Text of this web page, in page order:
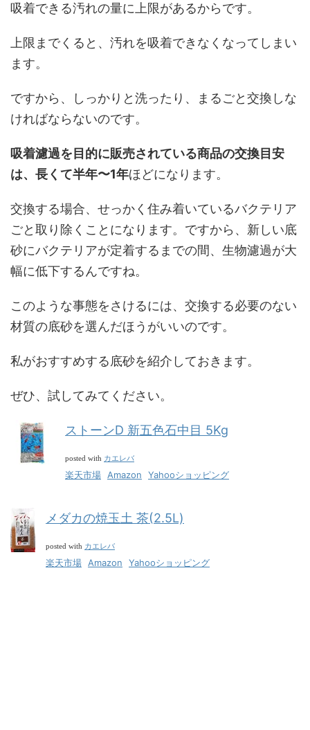
吸着できる汚れの量に上限があるからです。
上限までくると、汚れを吸着できなくなってしまい
ます。
ですから、しっかりと洗ったり、まるごと交換しな
ければならないのです。
吸着濾過を目的に販売されている商品の交換目安
は、長くて半年〜1年ほどになります。
交換する場合、せっかく住み着いているバクテリア
ごと取り除くことになります。ですから、新しい底
砂にバクテリアが定着するまでの間、生物濾過が大
幅に低下するんですね。
このような事態をさけるには、交換する必要のない
材質の底砂を選んだほうがいいのです。
私がおすすめする底砂を紹介しておきます。
ぜひ、試してみてください。
ストーンD 新五色石中目 5Kg
posted with カエレバ
楽天市場 Amazon Yahooショッピング
メダカの焼玉土 茶(2.5L)
posted with カエレバ
楽天市場 Amazon Yahooショッピング